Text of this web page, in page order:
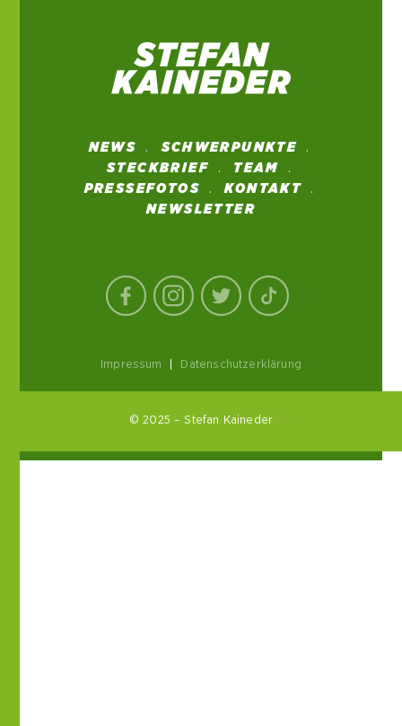
NEWS
SCHWERPUNKTE
STECKBRIEF
TEAM
PRESSEFOTOS
KONTAKT
NEWSLETTER
Impressum Datenschutzerklärung
© 2025 – Stefan Kaineder